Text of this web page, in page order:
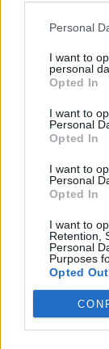
Personal
I want to
personal
Opted In
I want to
Personal
Opted In
I want to
Personal
Opted In
I want to
Retention,
Personal
Purposes
Opted Out